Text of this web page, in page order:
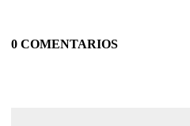
0 COMENTARIOS